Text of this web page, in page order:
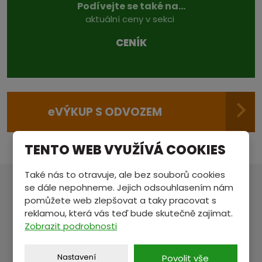
Podívejte se také na...
aktuální ceny v sekci
CENÍK
eVÝKUP S ODVOZEM
MÁTE NĚCO NA SRDCI?
Pošlete nám zprávu a my se vám ozveme.
TENTO WEB VYUŽÍVÁ COOKIES
Také nás to otravuje, ale bez souborů cookies
se dále nepohneme. Jejich odsouhlasením nám
pomůžete web zlepšovat a taky pracovat s
reklamou, která vás teď bude skutečně zajímat.
Zobrazit podrobnosti
Nastavení Povolit vše